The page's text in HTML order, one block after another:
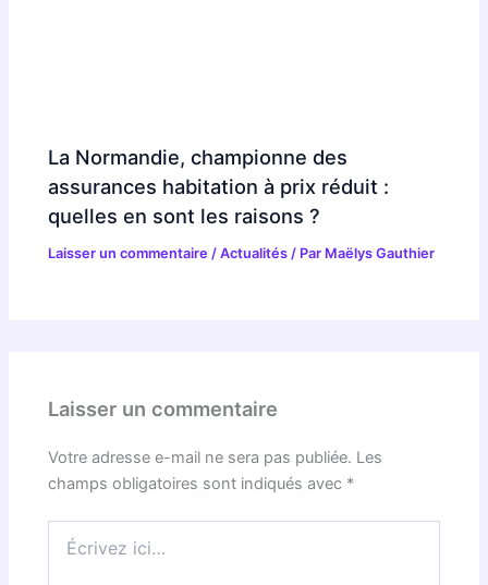
La Normandie, championne des
assurances habitation à prix réduit :
quelles en sont les raisons ?
Laisser un commentaire /Actualités / Par Maëlys Gauthier
Laisser un commentaire
Votre adresse e-mail ne sera pas publiée. Les
champs obligatoires sont indiqués avec *
ici…